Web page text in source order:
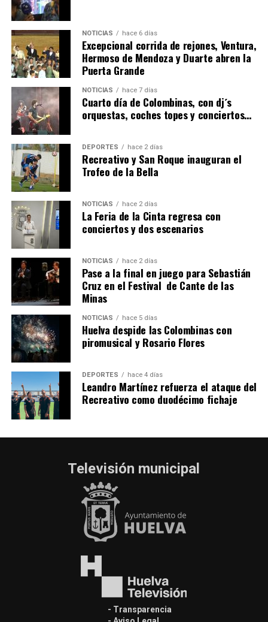
6º DÍA DE LAS FIESTAS COLOMBINAS 2026
hace 5 días Huelvatv
QUINTA CORRIDA DE LAS FIESTAS COLOMBINAS
2026
hace 6 días· Huelvatv
NOTICIAS hace 6 días
Excepcional corrida de rejones, Ventura,
Hermoso de Mendoza y Duarte abren la
Puerta Grande
NOTICIAS hace 7 días
Cuarto día de Colombinas, con dj´s
orquestas, coches topes y conciertos…
DEPORTES hace 2 días
Recreativo y San Roque inauguran el
Trofeo de la Bella
NOTICIAS hace 2 días
La Feria de la Cinta regresa con
conciertos y dos escenarios
NOTICIAS hace 2 días
Pase a la final en juego para Sebastián
Cruz en el Festival de Cante de las
Minas
NOTICIAS hace 5 días
Huelva despide las Colombinas con
piromusical y Rosario Flores
DEPORTES hace 4 días
Leandro Martínez refuerza el ataque del
Recreativo como duodécimo fichaje
Televisión municipal
- Transparencia